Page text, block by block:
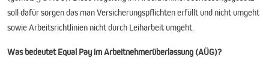
soll dafür sorgen das man Versicherungspflichten erfüllt und nicht umgeht
sowie Arbeitsrichtlinien nicht durch Leiharbeit umgeht.
Was bedeutet Equal Pay im Arbeitnehmerüberlassung (AÜG)?